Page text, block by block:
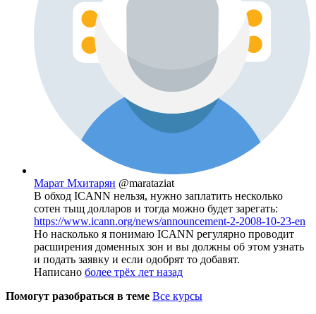
Марат Мхитарян @marataziat
В обход ICANN нельзя, нужно заплатить несколько
сотен тыщ долларов и тогда можно будет зарегать:
https://www.icann.org/news/announcement-2-2008-10-23-en
Но насколько я понимаю ICANN регулярно проводит
расширения доменных зон и вы должны об этом узнать
и подать заявку и если одобрят то добавят.
Написано более трёх лет назад
Помогут разобраться в теме Все курсы